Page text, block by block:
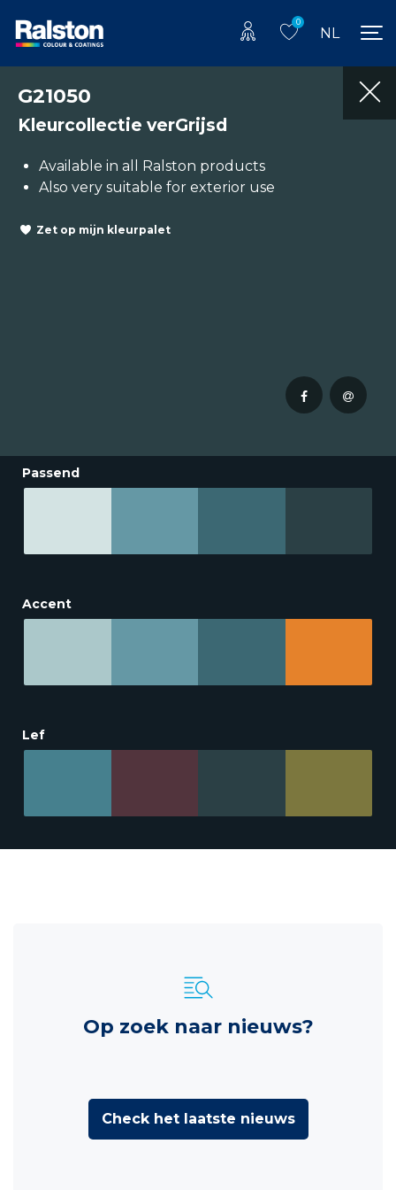
0
NL
G21050
Kleurcollectie verGrijsd
Available in all Ralston products
Also very suitable for exterior use
Zet op mijn kleurpalet
Passend
Accent
Lef
Op zoek naar nieuws?
Check het laatste nieuws